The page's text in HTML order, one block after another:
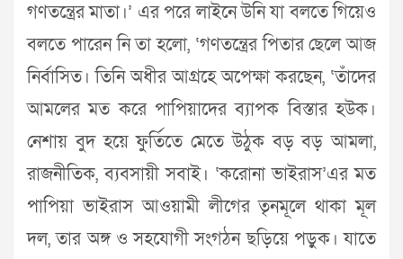
গণতন্ত্রের মাতা।’ এর পরে লাইনে উনি যা বলতে গিয়েও
বলতে পারেন নি তা হলো, ‘গণতন্ত্রের পিতার ছেলে আজ
নির্বাসিত। তিনি অধীর আগ্রহে অপেক্ষা করছেন, ‘তাঁদের
আমলের মত করে পাপিয়াদের ব্যাপক বিস্তার হউক।
নেশায় বুদ হয়ে ফুর্তিতে মেতে উঠুক বড় বড় আমলা,
রাজনীতিক, ব্যবসায়ী সবাই। ‘করোনা ভাইরাস’এর মত
পাপিয়া ভাইরাস আওয়ামী লীগের তৃনমূলে থাকা মূল
দল, তার অঙ্গ ও সহযোগী সংগঠন ছড়িয়ে পড়ুক। যাতে